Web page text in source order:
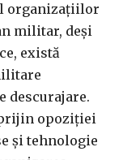
organizațiilor
militar, deși
există
descurajare.
opoziției
și tehnologie